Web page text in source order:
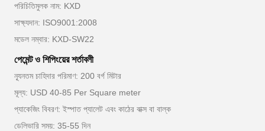
পরিচিতিমুলক নাম: KXD
সাক্ষ্যদান: ISO9001:2008
মডেল নম্বার: KXD-SW22
পেমেন্ট ও শিপিংয়ের শর্তাবলী
ন্যূনতম চাহিদার পরিমাণ: 200 বর্গ মিটার
মূল্য: USD 40-85 Per Square meter
প্যাকেজিং বিবরণ: ইস্পাত প্যালেট এবং কাঠের বাক্স বা বাল্ক
ডেলিভারি সময়: 35-55 দিন